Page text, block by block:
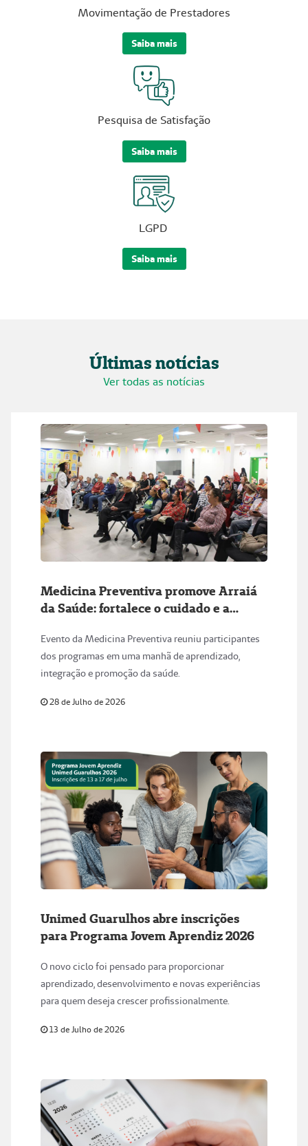
Movimentação de Prestadores
Saiba mais
Pesquisa de Satisfação
Saiba mais
LGPD
Saiba mais
Últimas notícias
Ver todas as notícias
Medicina Preventiva promove Arraiá
da Saúde: fortalece o cuidado e a
Evento da Medicina Preventiva reuniu participantes
dos programas em uma manhã de aprendizado,
integração e promoção da saúde.
28 de Julho de 2026
Unimed Guarulhos abre inscrições
para Programa Jovem Aprendiz 2026
O novo ciclo foi pensado para proporcionar
aprendizado, desenvolvimento e novas experiências
para quem deseja crescer profissionalmente.
13 de Julho de 2026